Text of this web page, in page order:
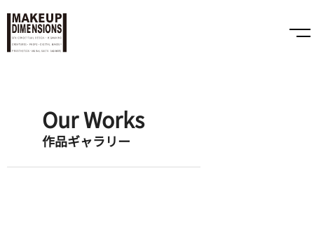
Our Works
作品ギャラリー